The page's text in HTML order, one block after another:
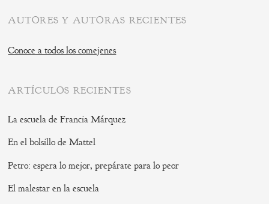
AUTORES Y AUTORAS RECIENTES
Conoce a todos los comejenes
ARTÍCULOS RECIENTES
La escuela de Francia Márquez
En el bolsillo de Mattel
Petro: espera lo mejor, prepárate para lo peor
El malestar en la escuela